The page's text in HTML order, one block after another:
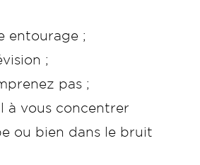
entourage ;
;
pas ;
à vous concentrer
ou bien dans le bruit